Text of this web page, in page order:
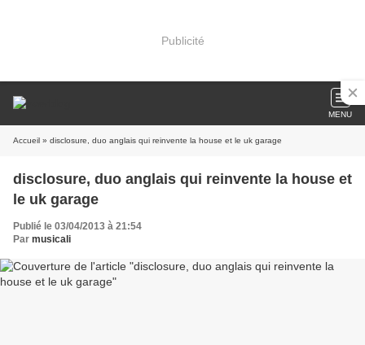
Publicité
MENU
Accueil » disclosure, duo anglais qui reinvente la house et le uk garage
disclosure, duo anglais qui reinvente la house et
le uk garage
Publié le 03/04/2013 à 21:54
Par musicali